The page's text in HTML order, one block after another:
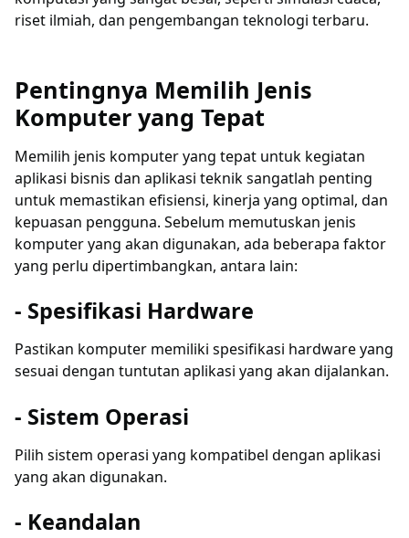
riset ilmiah, dan pengembangan teknologi terbaru.
Pentingnya Memilih Jenis
Komputer yang Tepat
Memilih jenis komputer yang tepat untuk kegiatan
aplikasi bisnis dan aplikasi teknik sangatlah penting
untuk memastikan efisiensi, kinerja yang optimal, dan
kepuasan pengguna. Sebelum memutuskan jenis
komputer yang akan digunakan, ada beberapa faktor
yang perlu dipertimbangkan, antara lain:
- Spesifikasi Hardware
Pastikan komputer memiliki spesifikasi hardware yang
sesuai dengan tuntutan aplikasi yang akan dijalankan.
- Sistem Operasi
Pilih sistem operasi yang kompatibel dengan aplikasi
yang akan digunakan.
- Keandalan